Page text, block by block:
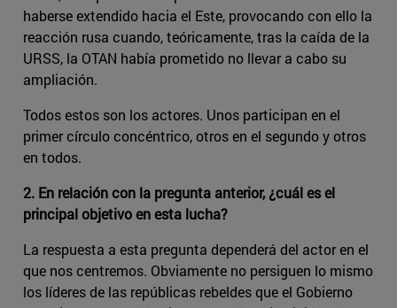
haberse extendido hacia el Este, provocando con ello la
reacción rusa cuando, teóricamente, tras la caída de la
URSS, la OTAN había prometido no llevar a cabo su
ampliación.
Todos estos son los actores. Unos participan en el
primer círculo concéntrico, otros en el segundo y otros
en todos.
2. En relación con la pregunta anterior, ¿cuál es el
principal objetivo en esta lucha?
La respuesta a esta pregunta dependerá del actor en el
que nos centremos. Obviamente no persiguen lo mismo
los líderes de las repúblicas rebeldes que el Gobierno